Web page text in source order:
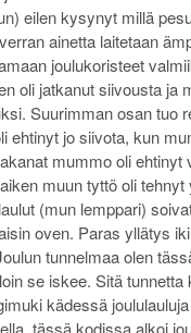
eilen kysynyt millä
ainetta laitetaan
joulukoristeet
oli jatkanut siivousta ja
Suurimman osan tuo
ehtinyt jo siivota, kun
mummo oli ehtinyt
muun tyttö oli
(mun lemppari)
oven. Paras yllätys
tunnelmaa olen
se iskee. Sitä tunnetta
kädessä
tässä kodissa alkoi